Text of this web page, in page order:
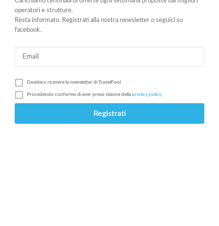
operatori e strutture.
Resta informato. Registrati alla nostra newsletter o seguici su
facebook.
Desidero ricevere la newsletter di TravelFool
Procedendo confermo di aver preso visione della privacy policy
Registrati